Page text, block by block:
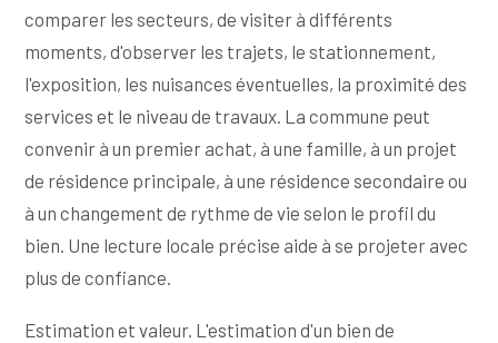
comparer les secteurs, de visiter à différents
moments, d'observer les trajets, le stationnement,
l'exposition, les nuisances éventuelles, la proximité des
services et le niveau de travaux. La commune peut
convenir à un premier achat, à une famille, à un projet
de résidence principale, à une résidence secondaire ou
à un changement de rythme de vie selon le profil du
bien. Une lecture locale précise aide à se projeter avec
plus de confiance.
Estimation et valeur. L'estimation d'un bien de